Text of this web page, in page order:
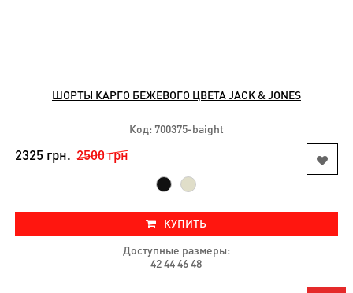
ШОРТЫ КАРГО БЕЖЕВОГО ЦВЕТА JACK & JONES
Код: 700375-baight
2325 грн. 2500 грн
КУПИТЬ
Доступные размеры:
42 44 46 48